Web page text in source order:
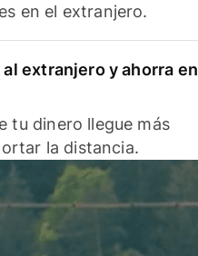
en el extranjero.
extranjero y ahorra en
tu dinero llegue más
la distancia.